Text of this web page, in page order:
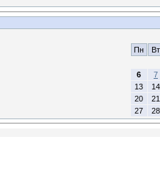
Пн Вт
6
7
13
14
20
21
27
28